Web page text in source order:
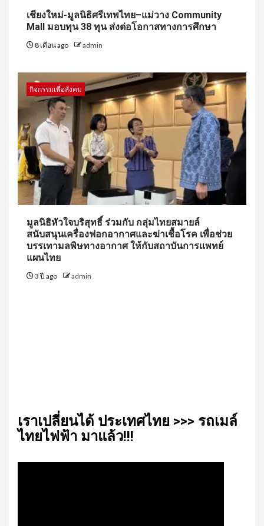
เชียงใหม่-มูลนิธิศรีเทพไทย–แม่วาง Community
Mall มอบทุน 38 ทุน ส่งต่อโอกาสทางการศึกษา
8 เดือน ago admin
กิจกรรมเพื่อสังคม
มูลนิธิหัวใจบริสุทธิ์ ร่วมกับ กลุ่มไทยสมายล์
สนับสนุนเครื่องฟอกอากาศและฆ่าเชื้อโรค เพื่อช่วย
บรรเทามลพิษทางอากาศ ให้กับสถาบันการแพทย์
แผนไทย
3 ปี ago admin
เรา​เปลี่ยน​ได้​ ประเทศ​ไทย​ >>> รถเมล์​
ไทย​ไฟฟ้า​ มาแล้ว!!!